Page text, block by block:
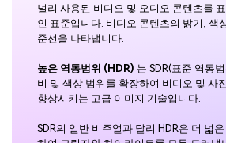
무비 사용자
더 많은 솔루션 알아보기
널리 사용된 비디오 및 오디오 콘텐츠를
인 표준입니다. 비디오 콘텐츠의 밝기, 색
준선을 나타냅니다.
높은 역동범위 (HDR) 는 SDR(표준 역동
비 및 색상 범위를 확장하여 비디오 및 사
향상시키는 고급 이미지 기술입니다.
SDR의 일반 비주얼과 달리 HDR은 더 넓